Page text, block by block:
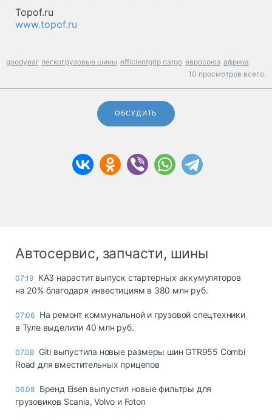
Topof.ru
www.topof.ru
goodyear легкогрузовые шины efficientgrip cargo евросоюз африка
10 просмотров всего.
ОБСУДИТЬ
Автосервис, запчасти, шины
07:19 КАЗ нарастит выпуск стартерных аккумуляторов
на 20% благодаря инвестициям в 380 млн руб.
07:06 На ремонт коммунальной и грузовой спецтехники
в Туле выделили 40 млн руб.
07.08 Giti выпустила новые размеры шин GTR955 Combi
Road для вместительных прицепов
06.08 Бренд Eisen выпустил новые фильтры для
грузовиков Scania, Volvo и Foton